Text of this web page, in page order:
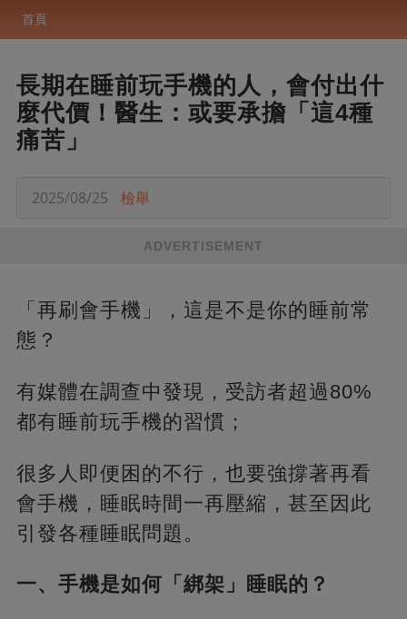
首頁
長期在睡前玩手機的人，會付出什
麼代價！醫生：或要承擔「這4種
痛苦」
2025/08/25 檢舉
ADVERTISEMENT
「再刷會手機」，這是不是你的睡前常
態？
有媒體在調查中發現，受訪者超過80%
都有睡前玩手機的習慣；
很多人即便困的不行，也要強撐著再看
會手機，睡眠時間一再壓縮，甚至因此
引發各種睡眠問題。
一、手機是如何「綁架」睡眠的？